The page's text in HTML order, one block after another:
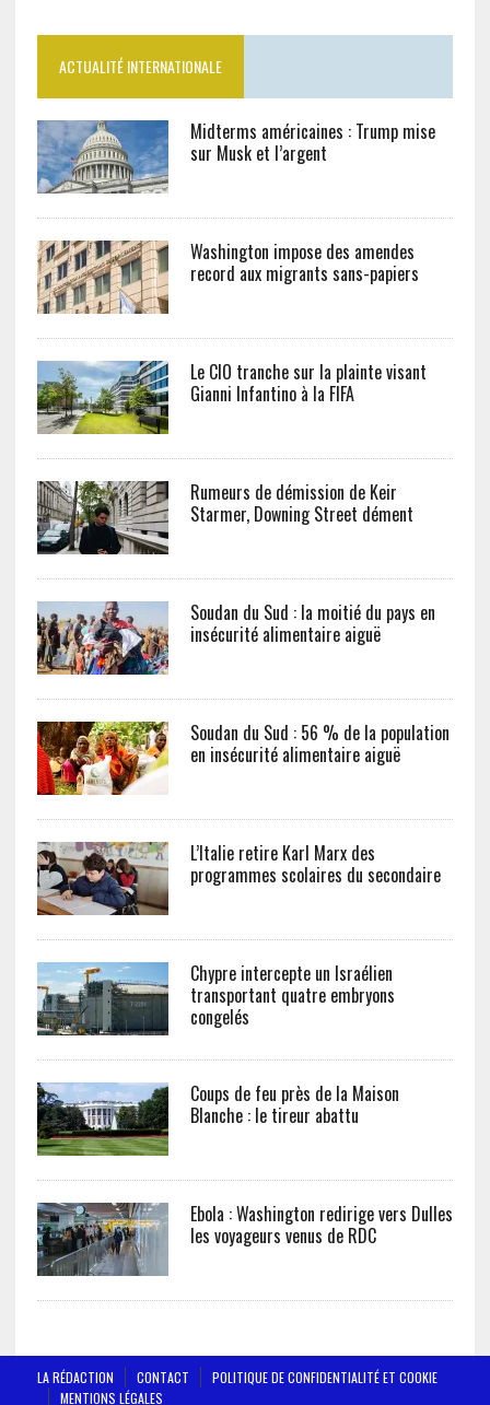
ACTUALITÉ INTERNATIONALE
Midterms américaines : Trump mise
sur Musk et l’argent
Washington impose des amendes
record aux migrants sans-papiers
Le CIO tranche sur la plainte visant
Gianni Infantino à la FIFA
Rumeurs de démission de Keir
Starmer, Downing Street dément
Soudan du Sud : la moitié du pays en
insécurité alimentaire aiguë
Soudan du Sud : 56 % de la population
en insécurité alimentaire aiguë
L’Italie retire Karl Marx des
programmes scolaires du secondaire
Chypre intercepte un Israélien
transportant quatre embryons
congelés
Coups de feu près de la Maison
Blanche : le tireur abattu
Ebola : Washington redirige vers Dulles
les voyageurs venus de RDC
LA RÉDACTION CONTACT
POLITIQUE DE CONFIDENTIALITÉ ET COOKIE
MENTIONS LÉGALES